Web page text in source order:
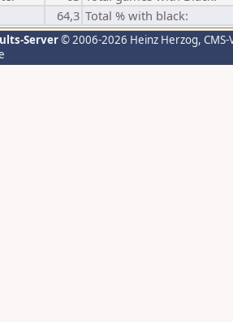
64,3 Total % with black:
Server© 2006-2026 Heinz Herzog,